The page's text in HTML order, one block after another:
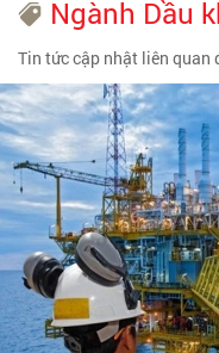
Ngành Dầu
Tin tức cập nhật liên quan